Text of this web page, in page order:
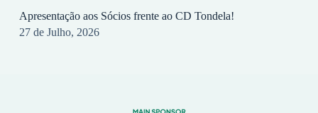
Apresentação aos Sócios frente ao CD Tondela!
27 de Julho, 2026